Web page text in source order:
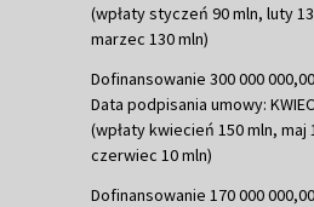
(wpłaty styczeń 90 mln, luty
marzec 130 mln)
Dofinansowanie 300 000
Data podpisania umowy:
(wpłaty kwiecień 150 mln, maj
czerwiec 10 mln)
Dofinansowanie 170 000